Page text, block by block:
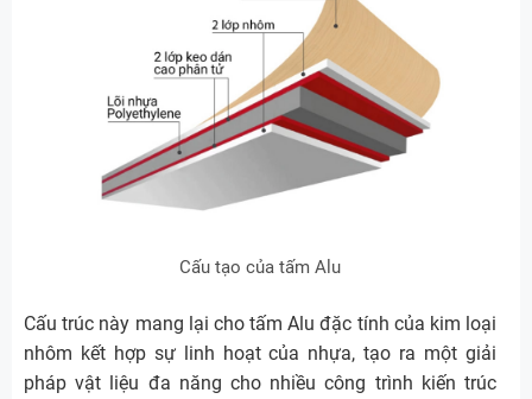
Cấu tạo của tấm Alu
Cấu trúc này mang lại cho tấm Alu đặc tính của kim loại
nhôm kết hợp sự linh hoạt của nhựa, tạo ra một giải
pháp vật liệu đa năng cho nhiều công trình kiến trúc